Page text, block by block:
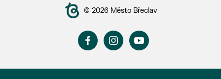
© 2026 Město Břeclav